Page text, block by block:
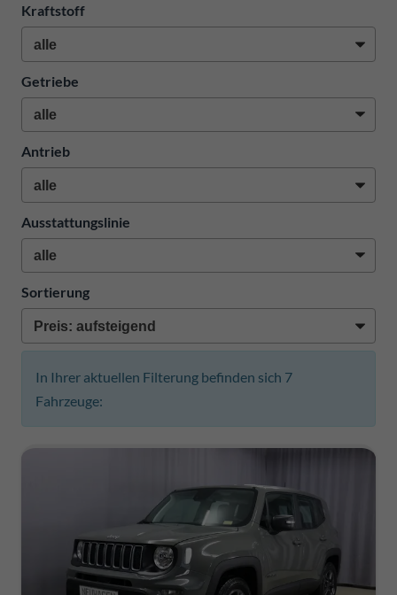
Kraftstoff
Getriebe
Antrieb
Ausstattungslinie
Sortierung
In Ihrer aktuellen Filterung befinden sich 7
Fahrzeuge: